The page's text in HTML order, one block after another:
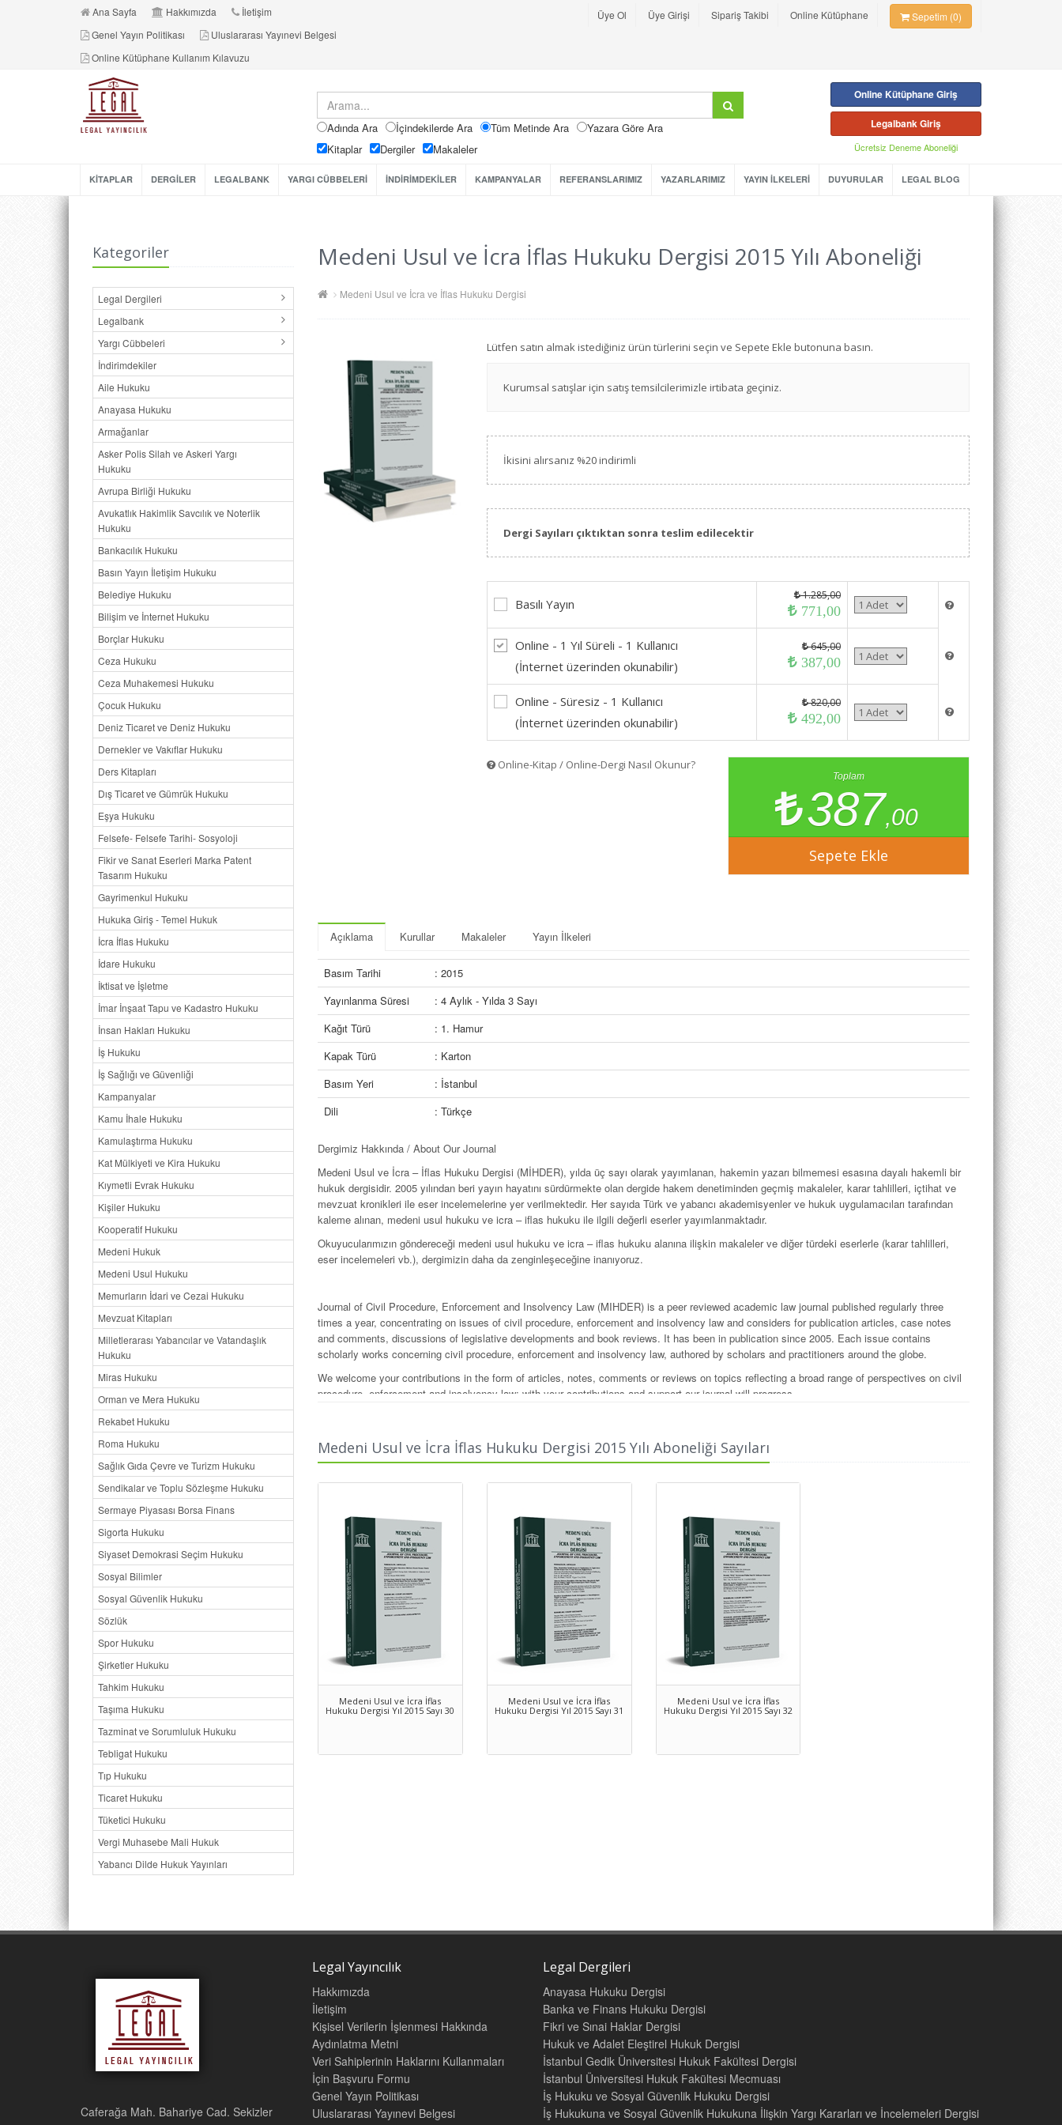
Ana Sayfa Hakkımızda
İletişim
Genel Yayın Politikası
Uluslararası Yayınevi Belgesi
Online Kütüphane Kullanım Kılavuzu
Üye Ol Üye Girişi Sipariş Takibi Online Kütüphane Sepetim (0)
Adında Ara İçindekilerde Ara Tüm Metinde Ara
Yazara Göre Ara
Kitaplar
Dergiler Makaleler
Online Kütüphane Giriş
Legalbank Giriş
Ücretsiz Deneme Aboneliği
KİTAPLAR DERGİLER LEGALBANK YARGI CÜBBELERİ İNDİRİMDEKİLER KAMPANYALAR REFERANSLARIMIZ YAZARLARIMIZ YAYIN İLKELERİ DUYURULAR LEGAL BLOG
Kategoriler
Legal Dergileri
Legalbank
Yargı Cübbeleri
İndirimdekiler
Aile Hukuku
Anayasa Hukuku
Armağanlar
Asker Polis Silah ve Askeri Yargı
Hukuku
Avrupa Birliği Hukuku
Avukatlık Hakimlik Savcılık ve Noterlik
Hukuku
Bankacılık Hukuku
Basın Yayın İletişim Hukuku
Belediye Hukuku
Bilişim ve İnternet Hukuku
Borçlar Hukuku
Ceza Hukuku
Ceza Muhakemesi Hukuku
Çocuk Hukuku
Deniz Ticaret ve Deniz Hukuku
Dernekler ve Vakıflar Hukuku
Ders Kitapları
Dış Ticaret ve Gümrük Hukuku
Eşya Hukuku
Felsefe- Felsefe Tarihi- Sosyoloji
Fikir ve Sanat Eserleri Marka Patent
Tasarım Hukuku
Gayrimenkul Hukuku
Hukuka Giriş - Temel Hukuk
İcra İflas Hukuku
İdare Hukuku
İktisat ve İşletme
İmar İnşaat Tapu ve Kadastro Hukuku
İnsan Hakları Hukuku
İş Hukuku
İş Sağlığı ve Güvenliği
Kampanyalar
Kamu İhale Hukuku
Kamulaştırma Hukuku
Kat Mülkiyeti ve Kira Hukuku
Kıymetli Evrak Hukuku
Kişiler Hukuku
Kooperatif Hukuku
Medeni Hukuk
Medeni Usul Hukuku
Memurların İdari ve Cezai Hukuku
Mevzuat Kitapları
Milletlerarası Yabancılar ve Vatandaşlık
Hukuku
Miras Hukuku
Orman ve Mera Hukuku
Rekabet Hukuku
Roma Hukuku
Sağlık Gıda Çevre ve Turizm Hukuku
Sendikalar ve Toplu Sözleşme Hukuku
Sermaye Piyasası Borsa Finans
Sigorta Hukuku
Siyaset Demokrasi Seçim Hukuku
Sosyal Bilimler
Sosyal Güvenlik Hukuku
Sözlük
Spor Hukuku
Şirketler Hukuku
Tahkim Hukuku
Taşıma Hukuku
Tazminat ve Sorumluluk Hukuku
Tebligat Hukuku
Tıp Hukuku
Ticaret Hukuku
Tüketici Hukuku
Vergi Muhasebe Mali Hukuk
Yabancı Dilde Hukuk Yayınları
Medeni Usul ve İcra İflas Hukuku Dergisi 2015 Yılı Aboneliği
Medeni Usul ve İcra ve İflas Hukuku Dergisi
Lütfen satın almak istediğiniz ürün türlerini seçin ve Sepete Ekle butonuna basın.
Kurumsal satışlar için satış temsilcilerimizle irtibata geçiniz.
İkisini alırsanız %20 indirimli
Dergi Sayıları çıktıktan sonra teslim edilecektir
Basılı Yayın
1.285,00
771,00
Online - 1 Yıl Süreli - 1 Kullanıcı
(İnternet üzerinden okunabilir)
645,00
387,00
Online - Süresiz - 1 Kullanıcı
(İnternet üzerinden okunabilir)
820,00
492,00
Online-Kitap / Online-Dergi Nasıl Okunur?
Toplam
387,00
Açıklama Kurullar Makaleler Yayın İlkeleri
Basım Tarihi
: 2015
Yayınlanma Süresi
: 4 Aylık - Yılda 3 Sayı
Kağıt Türü
: 1. Hamur
Kapak Türü
: Karton
Basım Yeri
: İstanbul
Dili
: Türkçe
Dergimiz Hakkında / About Our Journal
Medeni Usul ve İcra – İflas Hukuku Dergisi (MİHDER), yılda üç sayı olarak yayımlanan, hakemin yazarı bilmemesi esasına dayalı ha­kemli bir
hukuk dergisidir. 2005 yılından beri yayın hayatını sürdür­mekte olan dergide hakem denetiminden geçmiş makaleler, karar tahlil­leri, içtihat ve
mevzuat kronikleri ile eser incelemelerine yer verilmekte­dir. Her sayıda Türk ve yabancı akademisyenler ve hukuk uygulamacı­ları tarafından
kaleme alınan, medeni usul hukuku ve icra – iflas hukuku ile ilgili değerli eserler yayımlanmaktadır.
Okuyucularımızın göndereceği medeni usul hukuku ve icra – iflas hukuku alanına ilişkin makaleler ve diğer türdeki eserlerle (karar tahlil­leri,
eser incelemeleri vb.), dergimizin daha da zenginleşeceğine inanı­yoruz.
Journal of Civil Procedure, Enforcement and Insolvency Law (MIHDER) is a peer reviewed academic law journal published regularly three
times a year, concentrating on issues of civil procedure, enforce­ment and insolvency law and considers for publication articles, case notes
and comments, discussions of legislative developments and book reviews. It has been in publication since 2005. Each issue contains
scholarly works concerning civil procedure, enforcement and insolvency law, authored by scholars and practitioners around the globe.
We welcome your contributions in the form of articles, notes, comments or reviews on topics reflecting a broad range of perspectives on civil
procedure, enforcement and insolvency law; with your contribu­tions and support our journal will progress.
Medeni Usul ve İcra İflas Hukuku Dergisi 2015 Yılı Aboneliği Sayıları
Medeni Usul ve İcra İflas
Hukuku Dergisi Yıl 2015 Sayı 30
Medeni Usul ve İcra İflas
Hukuku Dergisi Yıl 2015 Sayı 31
Medeni Usul ve İcra İflas
Hukuku Dergisi Yıl 2015 Sayı 32
Caferağa Mah. Bahariye Cad. Sekizler
Legal Yayıncılık
Hakkımızda
İletişim
Kişisel Verilerin İşlenmesi Hakkında
Aydınlatma Metni
Veri Sahiplerinin Haklarını Kullanmaları
İçin Başvuru Formu
Genel Yayın Politikası
Uluslararası Yayınevi Belgesi
Legal Dergileri
Anayasa Hukuku Dergisi
Banka ve Finans Hukuku Dergisi
Fikri ve Sınai Haklar Dergisi
Hukuk ve Adalet Eleştirel Hukuk Dergisi
İstanbul Gedik Üniversitesi Hukuk Fakültesi Dergisi
İstanbul Üniversitesi Hukuk Fakültesi Mecmuası
İş Hukuku ve Sosyal Güvenlik Hukuku Dergisi
İş Hukukuna ve Sosyal Güvenlik Hukukuna İlişkin Yargı Kararları ve İncelemeleri Dergisi